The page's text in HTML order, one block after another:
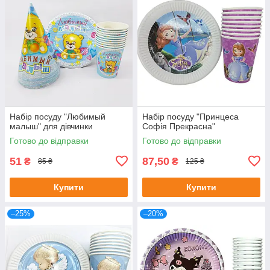
Набір посуду "Любимый
малыш" для дівчинки
Готово до відправки
51 ₴ 85 ₴
Купити
Набір посуду "Принцеса
Софія Прекрасна"
Готово до відправки
87,50 ₴ 125 ₴
Купити
–25% –20%